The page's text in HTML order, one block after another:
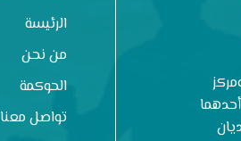
ومركز
الرئيسة
من نحن
الحوكمة
تواصل معنا